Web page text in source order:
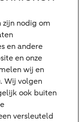
nodig om
en andere
en onze
wij en
Wij volgen
ook buiten
versleuteld